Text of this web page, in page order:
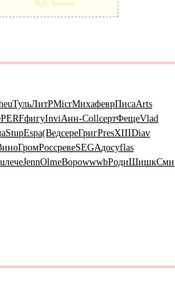
ТульЛитРMicrМихафеврПисаArts
PERFфигуInviАнн-CollсертФещеVlad
StupEspa(ВедсереГригPresXIIIDiav
ГромРоссревеSEGAдосуflas
лечеJennOlmeВороwwwbРодиШишк